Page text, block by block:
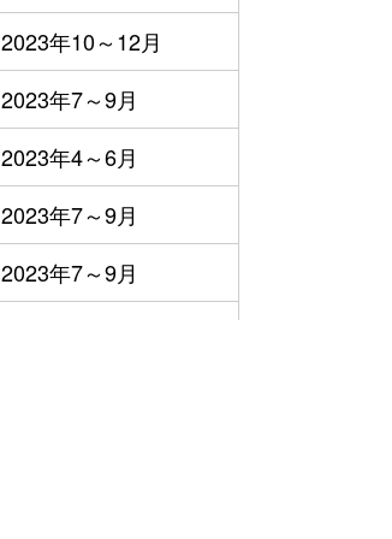
2023年10～12月
2023年7～9月
2023年4～6月
2023年7～9月
2023年7～9月